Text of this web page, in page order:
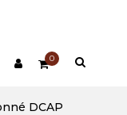
0
DCAP